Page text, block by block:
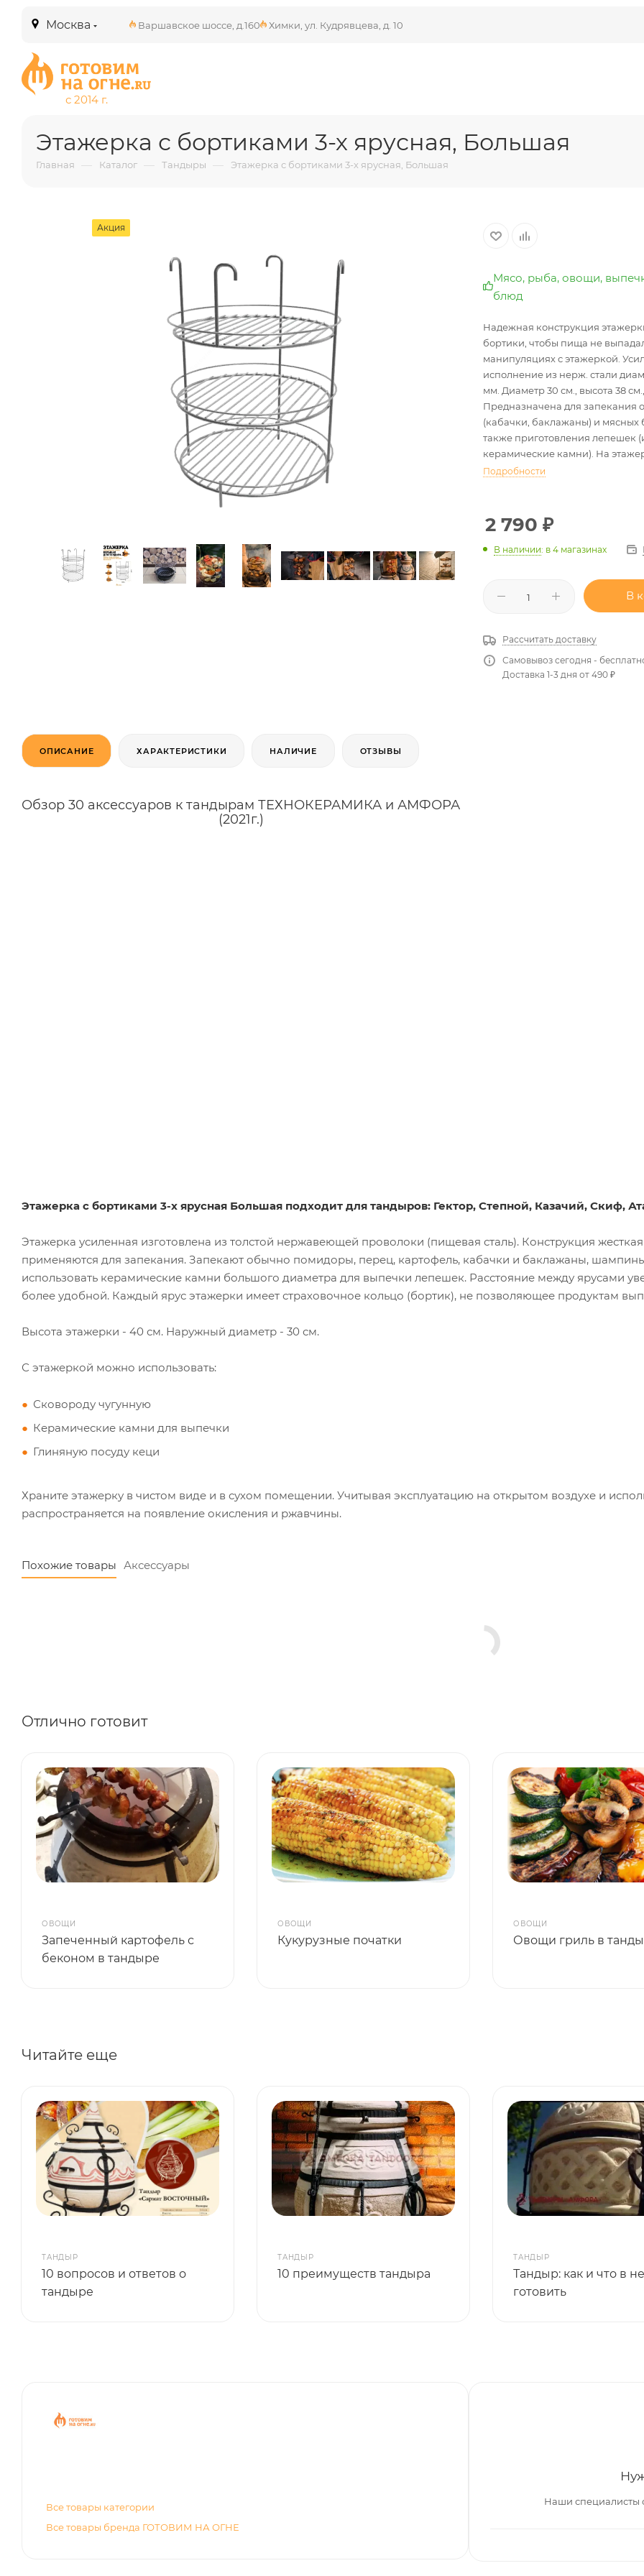
Москва Варшавское шоссе, д.160 Химки, ул. Кудрявцева, д. 10
Этажерка с бортиками 3-х ярусная, Большая
Главная — Каталог — Тандыры — Этажерка с бортиками 3-х ярусная, Большая
Акция
Мясо, рыба, овощи,
блюд
Надежная конструкция
бортики, чтобы пища не
манипуляциях с этажеркой.
исполнение из нерж. стали
мм. Диаметр 30 см., высота 38 см.,
Предназначена для запекания
(кабачки, баклажаны) и мясных
также приготовления лепешек
керамические камни). На
устанавливать сковороды и
Восточный, Аладдин).
Подробности
2 790 ₽
В наличии: в 4 магазинах
В
Рассчитать доставку
Самовывоз сегодня -
Доставка 1-3 дня от 490 ₽
ОПИСАНИЕ ХАРАКТЕРИСТИКИ НАЛИЧИЕ ОТЗЫВЫ
Обзор 30 аксессуаров к тандырам ТЕХНОКЕРАМИКА и АМФОРА
(2021г.)
Этажерка с бортиками 3-х ярусная Большая подходит для тандыров: Гектор, Степной, Казачий, Скиф,
Этажерка усиленная изготовлена из толстой нержавеющей проволоки (пищевая сталь). Конструкция
применяются для запекания. Запекают обычно помидоры, перец, картофель, кабачки и баклажаны,
использовать керамические камни большого диаметра для выпечки лепешек. Расстояние между ярусами
более удобной. Каждый ярус этажерки имеет страховочное кольцо (бортик), не позволяющее продуктам
Высота этажерки - 40 см. Наружный диаметр - 30 см.
С этажеркой можно использовать:
Сковороду чугунную
Керамические камни для выпечки
Глиняную посуду кеци
Храните этажерку в чистом виде и в сухом помещении. Учитывая эксплуатацию на открытом воздухе и
распространяется на появление окисления и ржавчины.
Похожие товары Аксессуары
Отлично готовит
ОВОЩИ
Запеченный картофель с
беконом в тандыре
ОВОЩИ
Кукурузные початки
ОВОЩИ
Овощи гриль в
Читайте еще
ТАНДЫР
10 вопросов и ответов о
тандыре
ТАНДЫР
10 преимуществ тандыра
ТАНДЫР
Тандыр: как и что в
готовить
Все товары категории
Все товары бренда ГОТОВИМ НА ОГНЕ
Наши специалисты